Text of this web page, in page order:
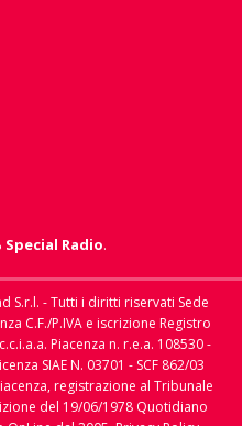
Special Radio.
S.r.l. - Tutti i diritti riservati Sede
C.F./P.IVA e iscrizione Registro
Piacenza n. r.e.a. 108530 -
SIAE N. 03701 - SCF 862/03
registrazione al Tribunale
del 19/06/1978 Quotidiano